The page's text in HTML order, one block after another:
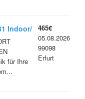
Indoor/
für Ihre
465€
05.08.2026
99098
Erfurt